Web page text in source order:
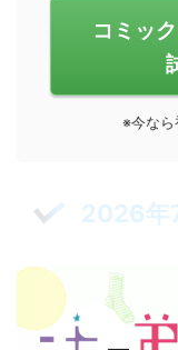
コミッ
※今なら
2026年